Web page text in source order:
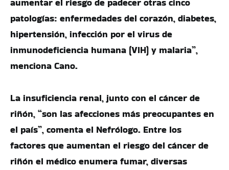
patologías: enfermedades del corazón, diabetes,
hipertensión, infección por el virus de
inmunodeficiencia humana (VIH) y malaria”,
menciona Cano.
La insuficiencia renal, junto con el cáncer de
riñón, “son las afecciones más preocupantes en
el país”, comenta el Nefrólogo. Entre los
factores que aumentan el riesgo del cáncer de
riñón el médico enumera fumar, diversas